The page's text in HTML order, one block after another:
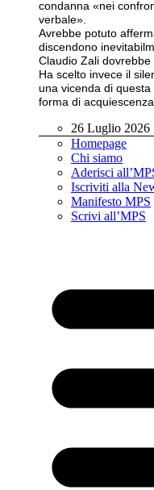
condanna «nei
verbale».
Avrebbe potuto
discendono
Claudio Zali
Ha scelto invece il
una vicenda di
forma di
26 Luglio 2026
Homepage
Chi siamo
Aderisci
Iscriviti alla
Manifesto MPS
Scrivi all’MPS